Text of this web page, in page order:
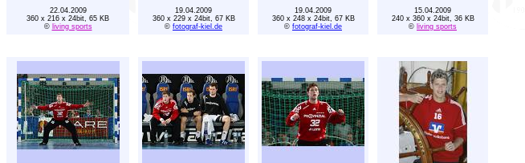
22.04.2009
360 x 216 x 24bit, 65 KB
© living sports
19.04.2009
360 x 229 x 24bit, 67 KB
© fotograf-kiel.de
19.04.2009
360 x 248 x 24bit, 67 KB
© fotograf-kiel.de
15.04.2009
240 x 360 x 24bit, 36 KB
© living sports